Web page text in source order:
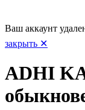
Ваш аккаунт
закрыть ✕
ADHI